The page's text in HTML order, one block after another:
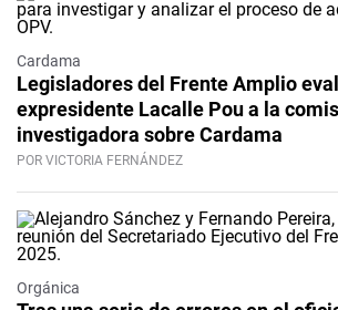
Cardama
Legisladores del Frente Amplio
expresidente Lacalle Pou a la
investigadora sobre Cardama
POR VICTORIA FERNÁNDEZ
Orgánica